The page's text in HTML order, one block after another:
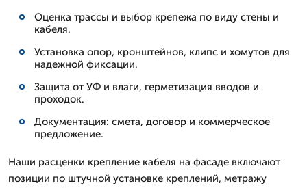
Оценка трассы и выбор крепежа по виду стены и
кабеля.
Установка опор, кронштейнов, клипс и хомутов для
надежной фиксации.
Защита от УФ и влаги, герметизация вводов и
проходок.
Документация: смета, договор и коммерческое
предложение.
Наши расценки крепление кабеля на фасаде включают
позиции по штучной установке креплений, метражу